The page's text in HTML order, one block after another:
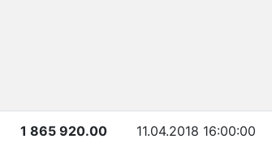
1 865 920.00 11.04.2018 16:00:00